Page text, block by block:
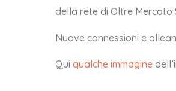
della rete di Oltre Mercato
Nuove connessioni e
Qui qualche immagine